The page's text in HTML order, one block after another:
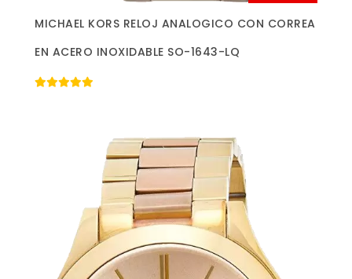
Más información »
MICHAEL KORS RELOJ ANALOGICO CON CORREA
EN ACERO INOXIDABLE SO-1643-LQ